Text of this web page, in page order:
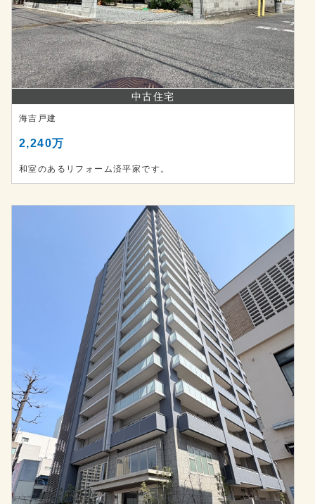
中古住宅
海吉戸建
2,240万
和室のあるリフォーム済平家です。